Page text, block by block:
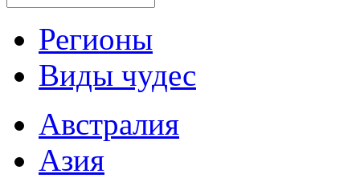
Регионы
Виды чудес
Австралия
Азия